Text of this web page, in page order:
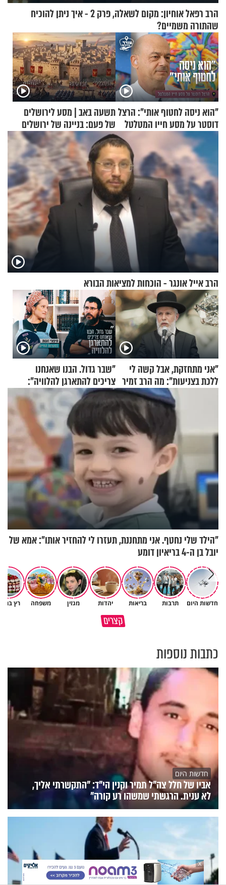
הרב רפאל אוחיון: מקום לשאלה, פרק 2 - איך ניתן להוכיח
שהתורה משמיים?
"הוא ניסה לחטוף אותי": הרצל
דוסטר על מסע חייו המטלטל
תשעה באב | מסע לירושלים
של פעם: בניינה של ירושלים
הרב אייל אונגר - הוכחות למציאות הבורא
"אני מתחזקת, אבל קשה לי
ללכת בצניעות": מה הרב זמיר
כהן המליץ לה לעשות?
"שבר גדול. הבנו שאנחנו
צריכים להתארגן להלוויה":
זוגיות במבחן, הפעם עם מרים
וגד דנינו
"הילד שלי נחטף. אני מתחננת, תעזרו לי להחזיר אותו": אמא של
יובל בן ה-4 בריאיון דומע
חדשות היום תרבות בריאות יהדות מגזין משפחה רץ
קצרים
כל מה שנשבר יכול להיבנות מחדש
גם השולחן שבת שאתם מסדרים
כתבות נוספות
חדשות היום
אביו של חלל צה"ל תמיר וקנין הי"ד: "התקשרתי אליך,
לא ענית. הרגשתי שמשהו רע קורה"
X